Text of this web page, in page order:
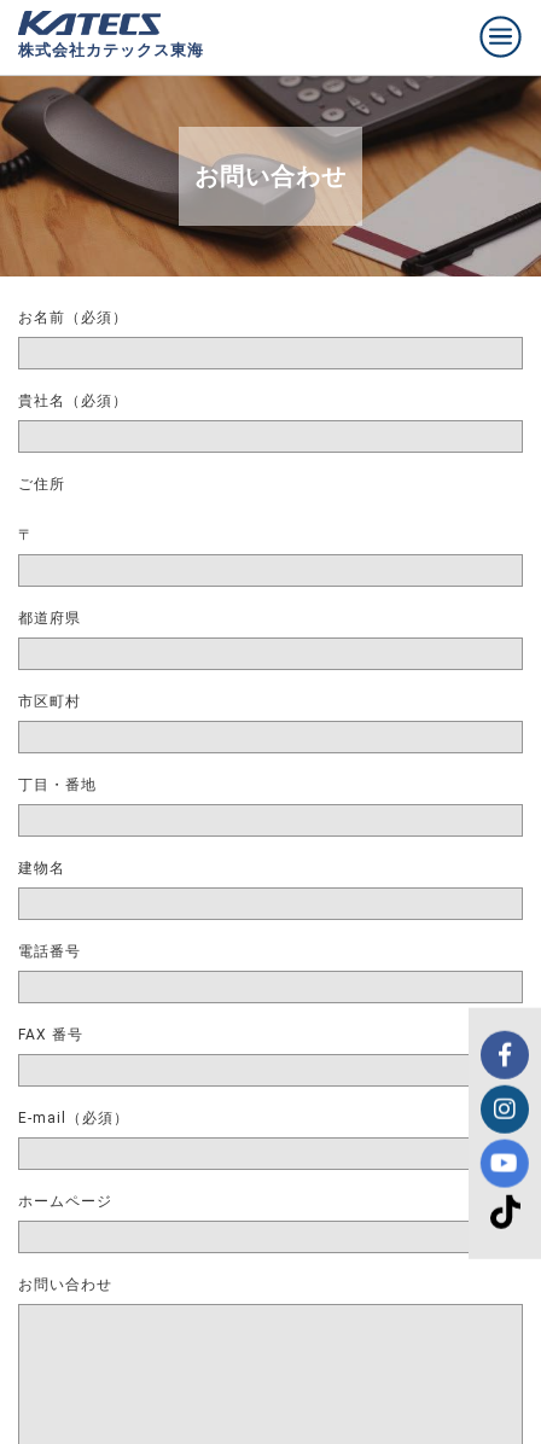
株式会社カテックス東海
お問い合わせ
お名前（必須）
貴社名（必須）
ご住所
〒
都道府県
市区町村
丁目・番地
建物名
電話番号
FAX 番号
E-mail（必須）
ホームページ
お問い合わせ